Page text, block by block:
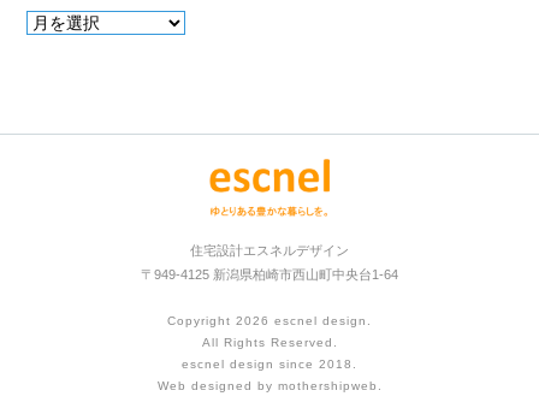
住宅設計エスネルデザイン
〒949-4125 新潟県柏崎市西山町中央台1-64
Copyright 2026 escnel design
All Rights Reserved.
escnel design since 2018.
Web designed by mothershipweb